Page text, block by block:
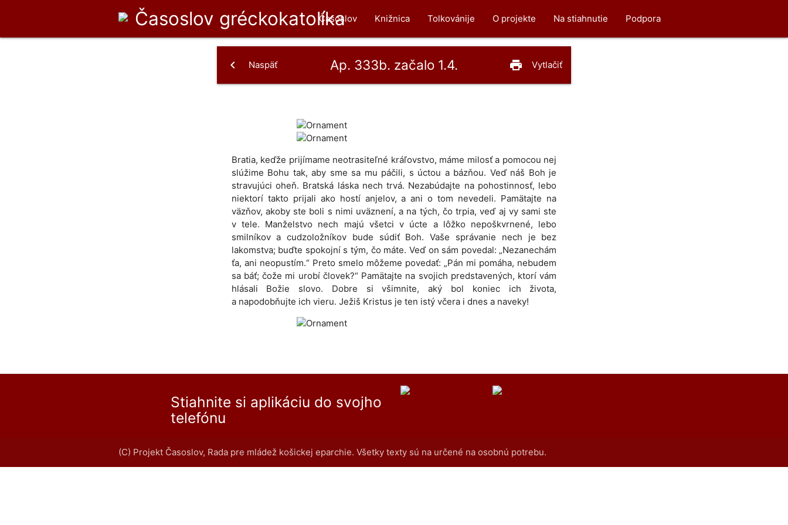
Časoslov gréckokatolíka
Časoslov Knižnica Tolkovánije O projekte Na stiahnutie Podpora
Ap. 333b. začalo 1.4.
chevron_left Naspäť print Vytlačiť
Bratia, keďže prijímame neotrasiteľné kráľovstvo, máme milosť a pomocou nej
slúžime Bohu tak, aby sme sa mu páčili, s úctou a bázňou. Veď náš Boh je
stravujúci oheň. Bratská láska nech trvá. Nezabúdajte na pohostinnosť, lebo
niektorí takto prijali ako hostí anjelov, a ani o tom nevedeli. Pamätajte na
väzňov, akoby ste boli s nimi uväznení, a na tých, čo trpia, veď aj vy sami ste
v tele. Manželstvo nech majú všetci v úcte a lôžko nepoškvrnené, lebo
smilníkov a cudzoložníkov bude súdiť Boh. Vaše správanie nech je bez
lakomstva; buďte spokojní s tým, čo máte. Veď on sám povedal: „Nezanechám
ťa, ani neopustím.“ Preto smelo môžeme povedať: „Pán mi pomáha, nebudem
sa báť; čože mi urobí človek?“ Pamätajte na svojich predstavených, ktorí vám
hlásali Božie slovo. Dobre si všimnite, aký bol koniec ich života,
a napodobňujte ich vieru. Ježiš Kristus je ten istý včera i dnes a naveky!
Stiahnite si aplikáciu do svojho
telefónu
(C) Projekt Časoslov, Rada pre mládež košickej eparchie. Všetky texty sú na určené na osobnú potrebu.